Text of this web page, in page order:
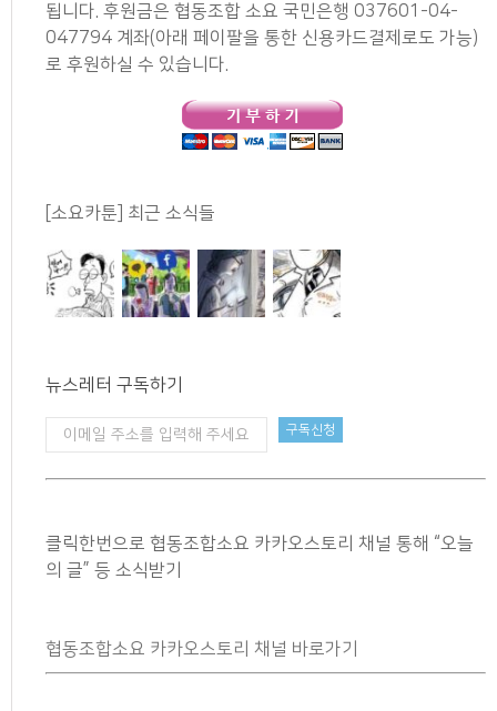
됩니다. 후원금은 협동조합 소요 국민은행 037601-04-
047794 계좌(아래 페이팔을 통한 신용카드결제로도 가능)
로 후원하실 수 있습니다.
[소요카툰] 최근 소식들
뉴스레터 구독하기
클릭한번으로 협동조합소요 카카오스토리 채널 통해 “오늘
의 글” 등 소식받기
협동조합소요 카카오스토리 채널 바로가기